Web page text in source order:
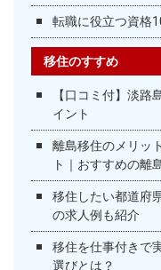
転職に役立つ資格
移住のすすめ
【口コミ付】淡
イント
離島移住のメリッ
ト｜おすすめの離
移住したい都道府
の求人例も紹介
移住を仕事付きで
選びとは？